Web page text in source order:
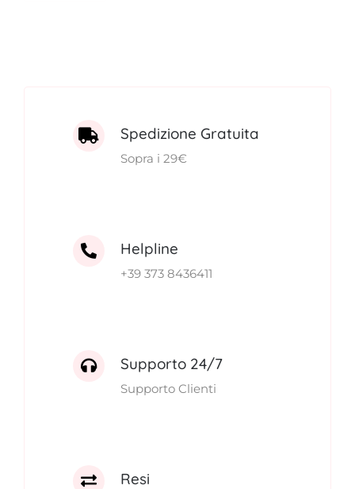
Spedizione Gratuita
Sopra i 29€
Helpline
+39 373 8436411
Supporto 24/7
Supporto Clienti
Resi